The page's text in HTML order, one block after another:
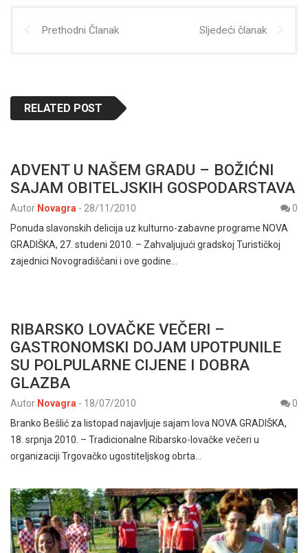
Prethodni Članak Sljedeći članak
RELATED POST
ADVENT U NAŠEM GRADU – BOŽIĆNI
SAJAM OBITELJSKIH GOSPODARSTAVA
Autor Novagra - 28/11/2010
0
Ponuda slavonskih delicija uz kulturno-zabavne programe NOVA
GRADIŠKA, 27. studeni 2010. – Zahvaljujući gradskoj Turističkoj
zajednici Novogradiščani i ove godine…
RIBARSKO LOVAČKE VEČERI –
GASTRONOMSKI DOJAM UPOTPUNILE
SU POLPULARNE CIJENE I DOBRA
GLAZBA
Autor Novagra - 18/07/2010
0
Branko Bešlić za listopad najavljuje sajam lova NOVA GRADIŠKA,
18. srpnja 2010. – Tradicionalne Ribarsko-lovačke večeri u
organizaciji Trgovačko ugostiteljskog obrta…